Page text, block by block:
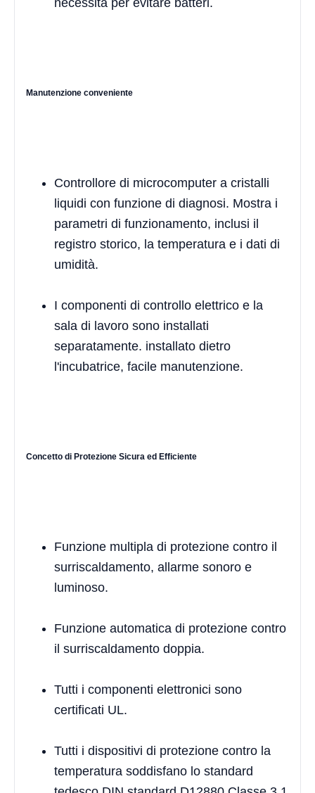
Manutenzione conveniente
Controllore di microcomputer a cristalli
liquidi con funzione di diagnosi. Mostra i
parametri di funzionamento, inclusi il
registro storico, la temperatura e i dati di
umidità.
I componenti di controllo elettrico e la
sala di lavoro sono installati
separatamente. installato dietro
l'incubatrice, facile manutenzione.
Concetto di Protezione Sicura ed Efficiente
Funzione multipla di protezione contro il
surriscaldamento, allarme sonoro e
luminoso.
Funzione automatica di protezione contro
il surriscaldamento doppia.
Tutti i componenti elettronici sono
certificati UL.
Tutti i dispositivi di protezione contro la
temperatura soddisfano lo standard